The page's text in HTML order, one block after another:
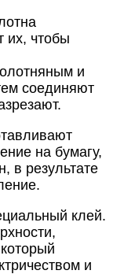
их, чтобы
и
соединяют
на бумагу,
в результате
клей.
и